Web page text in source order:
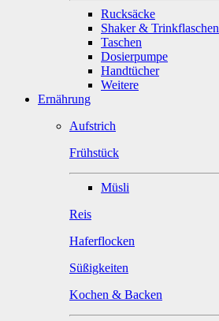
Rucksäcke
Shaker & Trinkflaschen
Taschen
Dosierpumpe
Handtücher
Weitere
Ernährung
Aufstrich
Frühstück
Müsli
Reis
Haferflocken
Süßigkeiten
Kochen & Backen